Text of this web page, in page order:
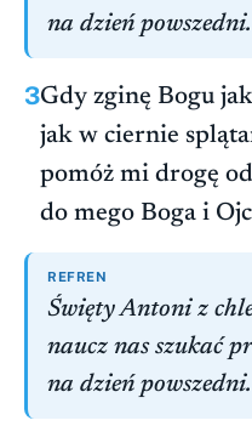
na dzień powszedni.
3Gdy zginę Bogu
jak w ciernie
pomóż mi drogę
do mego Boga i
REFREN
Święty Antoni z
naucz nas szukać
na dzień powszedni.